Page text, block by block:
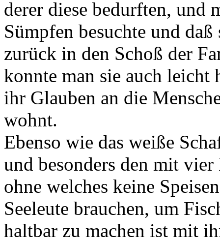
derer diese bedurften, und
Sümpfen besuchte und
zurück in den Schoß der
konnte man sie auch
ihr Glauben an die
wohnt.
Ebenso wie das weiße
und besonders den mit
ohne welches keine
Seeleute brauchen, um
haltbar zu machen ist mit